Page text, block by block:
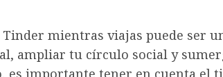
mientras viajas puede ser
ampliar tu círculo social y
es importante tener en cuenta el